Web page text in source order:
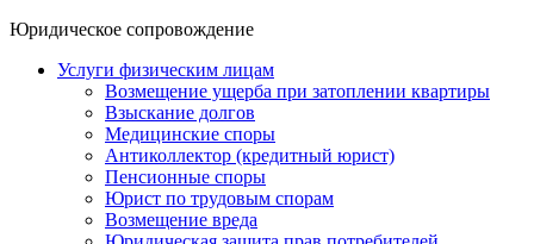
Юридическое сопровождение
Услуги физическим лицам
Возмещение ущерба при затоплении квартиры
Взыскание долгов
Медицинские споры
Антиколлектор (кредитный юрист)
Пенсионные споры
Юрист по трудовым спорам
Возмещение вреда